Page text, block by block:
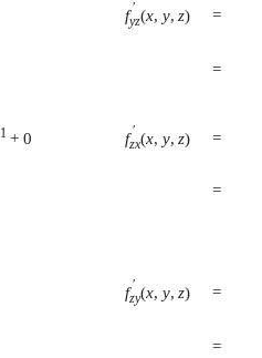
f ′
yz(x, y, z) =
=
1 + 0 f ′
zx(x, y, z) =
=
f ′
zy(x, y, z) =
=